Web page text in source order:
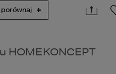
porównaj
HOMEKONCEPT